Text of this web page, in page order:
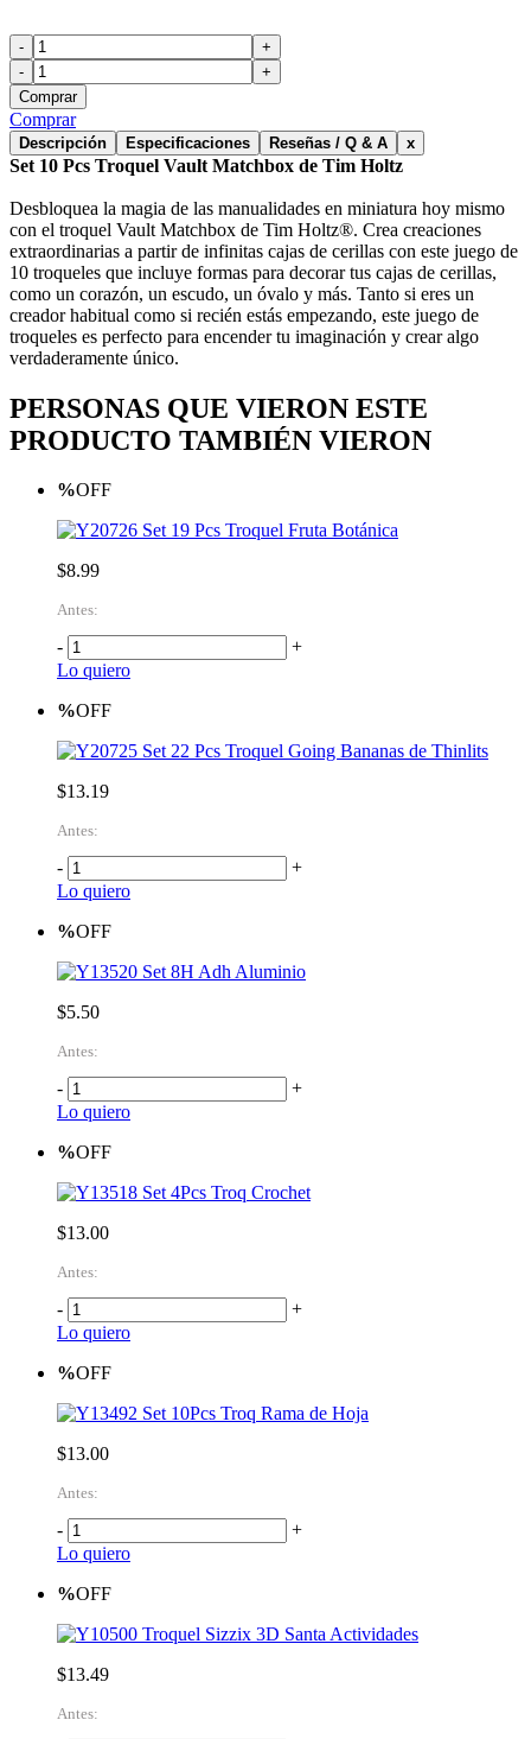
-
+
-
+
Comprar
Comprar
Descripción Especificaciones Reseñas / Q & A x
Set 10 Pcs Troquel Vault Matchbox de Tim Holtz
Desbloquea la magia de las manualidades en miniatura hoy mismo
con el troquel Vault Matchbox de Tim Holtz®. Crea creaciones
extraordinarias a partir de infinitas cajas de cerillas con este juego de
10 troqueles que incluye formas para decorar tus cajas de cerillas,
como un corazón, un escudo, un óvalo y más. Tanto si eres un
creador habitual como si recién estás empezando, este juego de
troqueles es perfecto para encender tu imaginación y crear algo
verdaderamente único.
PERSONAS QUE VIERON ESTE
PRODUCTO TAMBIÉN VIERON
%OFF
Set 19 Pcs Troquel Fruta Botánica
$8.99
Antes:
-
+
Lo quiero
%OFF
Set 22 Pcs Troquel Going Bananas de Thinlits
$13.19
Antes:
-
+
Lo quiero
%OFF
Set 8H Adh Aluminio
$5.50
Antes:
-
+
Lo quiero
%OFF
Set 4Pcs Troq Crochet
$13.00
Antes:
-
+
Lo quiero
%OFF
Set 10Pcs Troq Rama de Hoja
$13.00
Antes:
-
+
Lo quiero
%OFF
Troquel Sizzix 3D Santa Actividades
$13.49
Antes: